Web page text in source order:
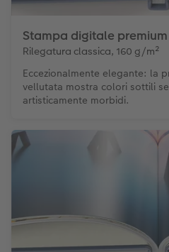
Stampa digitale
Rilegatura classica, 160 g/m²
Eccezionalmente elegante: la
vellutata mostra colori sottili
artisticamente morbidi.